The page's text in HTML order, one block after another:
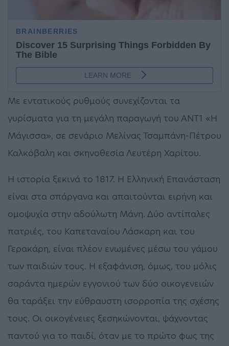
Με εντατικούς ρυθμούς συνεχίζονται τα
γυρίσματα για τη μεγάλη παραγωγή του ΑΝΤ1 «Η
Μάγισσα», σε σενάριο Μελίνας Τσαμπάνη-Πέτρου
Καλκόβαλη και σκηνοθεσία Λευτέρη Χαρίτου.
Η ιστορία ξεκινά το 1817. Η Ελληνική Επανάσταση
είναι στα σπάργανα και απαιτούνται ειρήνη και
ομοψυχία στην αδούλωτη Μάνη. Δύο αντίπαλες
πατριές, του Καπεταναίου Λάσκαρη και του
Γερακάρη, είναι πλέον ενωμένες μέσω του γάμου
των παιδιών τους. Η εξαφάνιση, όμως, του μόλις
σαράντα ημερών εγγονιού των δύο οικογενειών
θα ταράξει την εύθραυστη ισορροπία της σχέσης
τους. Οι οικογένειες ξεσηκώνονται, ψάχνοντας
παντού για το παιδί, όταν με το πρώτο φως της